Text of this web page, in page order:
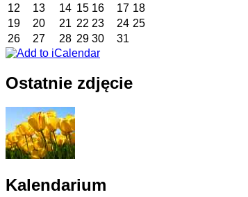
12
13 14 15 16 17 18
19
20 21 22 23 24 25
26
27 28 29 30 31
Ostatnie zdjęcie
Kalendarium